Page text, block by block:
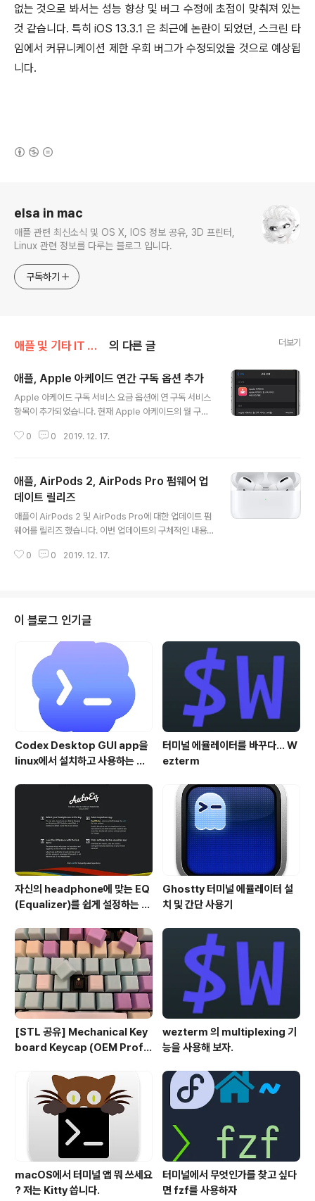
없는 것으로 봐서는 성능 향상 및 버그 수정에 초점이 맞춰져 있는
것 같습니다. 특히 iOS 13.3.1 은 최근에 논란이 되었던, 스크린 타
임에서 커뮤니케이션 제한 우회 버그가 수정되었을 것으로 예상됩
니다.
elsa in mac
애플 관련 최신소식 및 OS X, IOS 정보 공유, 3D 프린터,
Linux 관련 정보를 다루는 블로그 입니다.
구독하기
애플 및 기타 IT 소식/애플 관련 소식 의 다른 글 더보기
애플, Apple 아케이드 연간 구독 옵션 추가
Apple 아케이드 구독 서비스 요금 옵션에 연 구독 서비스
항목이 추가되었습니다. 현재 Apple 아케이드의 월 구독
서비스의 경우 6만 5천원으로 년간 1만 3천원(2달치 구독
옵션을 변경하시면 됩니다.
0 0 2019. 12. 17.
애플, AirPods 2, AirPods Pro 펌웨어 업
데이트 릴리즈
애플이 AirPods 2 및 AirPods Pro에 대한 업데이트 펌
웨어를 릴리즈 했습니다. 이번 업데이트의 구체적인 내용
버전은 2A364, AirPods Pro는 2B588 이었습니다. 이
rPods 유닛이 둘 다 케이스에 들어 있고, 3. 케이스에 충
전 케이블이 연결되어 있으며, 4. 페이링된 iOS기기가 Wi
-Fi 네트워크에 연결되어 있는 경우 AirPods 버전 확인은
케이스에서 AirPods 유닛을 커내 착용한 상태에서, 설정
> 일반 > 정보 > ..
0 0 2019. 12. 17.
이 블로그 인기글
Codex Desktop GUI app을
linux에서 설치하고 사용하는 방
터미널 에뮬레이터를 바꾸다... W
ezterm
자신의 headphone에 맞는 EQ
(Equalizer)를 쉽게 설정하는 방
Ghostty 터미널 에뮬레이터 설
치 및 간단 사용기
[STL 공유] Mechanical Key
board Keycap (OEM Profil
wezterm 의 multiplexing 기
능을 사용해 보자.
macOS에서 터미널 앱 뭐 쓰세요
? 저는 Kitty 씁니다.
터미널에서 무엇인가를 찾고 싶다
면 fzf를 사용하자